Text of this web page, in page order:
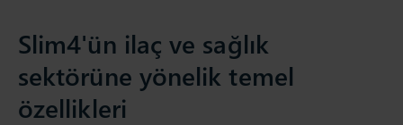
Slim4'ün ilaç ve sağlık
sektörüne yönelik temel
özellikleri